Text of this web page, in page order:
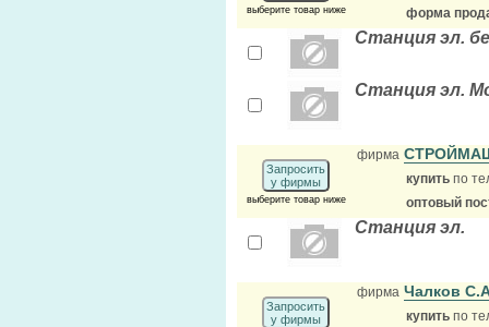
выберите товар ниже
форма
Станция эл.
Станция эл.
Запросить
у фирмы
выберите товар ниже
фирма
купить по
оптовый
Станция эл.
Запросить
у фирмы
фирма Чалков
купить по